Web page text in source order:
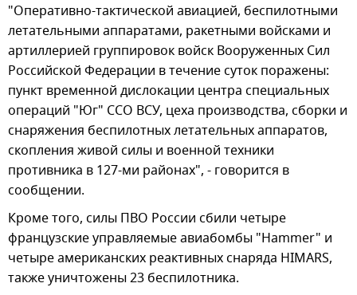
"Оперативно-тактической авиацией, беспилотными
летательными аппаратами, ракетными войсками и
артиллерией группировок войск Вооруженных Сил
Российской Федерации в течение суток поражены:
пункт временной дислокации центра специальных
операций "Юг" ССО ВСУ, цеха производства, сборки и
снаряжения беспилотных летательных аппаратов,
скопления живой силы и военной техники
противника в 127-ми районах", - говорится в
сообщении.
Кроме того, силы ПВО России сбили четыре
французские управляемые авиабомбы "Hammer" и
четыре американских реактивных снаряда HIMARS,
также уничтожены 23 беспилотника.